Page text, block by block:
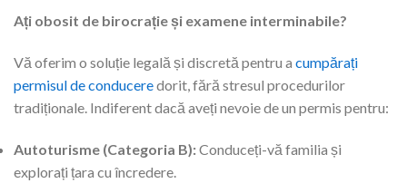
Ați obosit de birocrație și examene interminabile?
Vă oferim o soluție legală și discretă pentru a cumpărați
permisul de conduceredorit, fără stresul procedurilor
tradiționale. Indiferent dacă aveți nevoie de un permis pentru:
Autoturisme (Categoria B):Conduceți-vă familia și
explorați țara cu încredere.